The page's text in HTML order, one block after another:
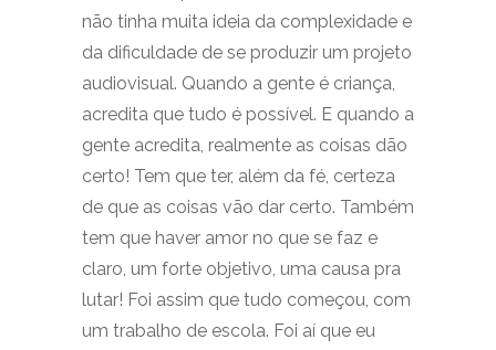
não tinha muita ideia da complexidade e
da dificuldade de se produzir um projeto
audiovisual. Quando a gente é criança,
acredita que tudo é possível. E quando a
gente acredita, realmente as coisas dão
certo! Tem que ter, além da fé, certeza
de que as coisas vão dar certo. Também
tem que haver amor no que se faz e
claro, um forte objetivo, uma causa pra
lutar! Foi assim que tudo começou, com
um trabalho de escola. Foi aí que eu